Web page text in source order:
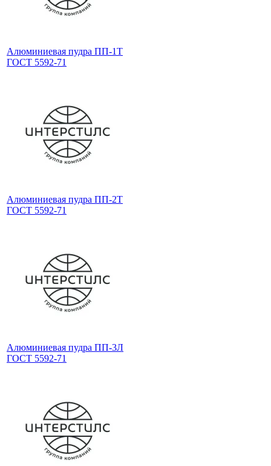
Алюминиевая пудра ПП-1Т
ГОСТ 5592-71
Алюминиевая пудра ПП-2Т
ГОСТ 5592-71
Алюминиевая пудра ПП-3Л
ГОСТ 5592-71